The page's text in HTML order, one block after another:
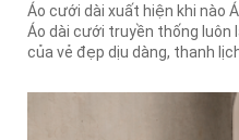
Áo cưới dài xuất hiện khi nào
Áo dài cưới truyền thống luôn
của vẻ đẹp dịu dàng, thanh